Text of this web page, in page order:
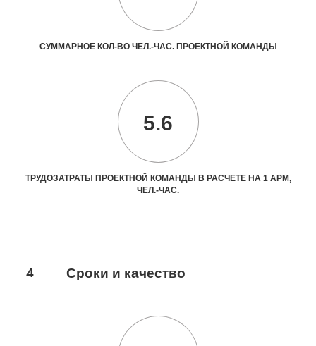
СУММАРНОЕ КОЛ-ВО ЧЕЛ.-ЧАС. ПРОЕКТНОЙ КОМАНДЫ
5.6
ТРУДОЗАТРАТЫ ПРОЕКТНОЙ КОМАНДЫ В РАСЧЕТЕ НА 1 АРМ,
ЧЕЛ.-ЧАС.
4 Сроки и качество